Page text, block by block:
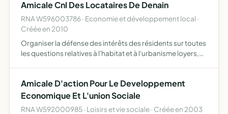
Amicale Cnl Des Locataires De Denain
RNA W596003786 · Economie et développement local ·
Créée en 2010
Organiser la défense des intérêts des résidents sur toutes
les questions relatives à l'habitat et à l'urbanisme loyers,
Amicale D'action Pour Le Developpement
Economique Et L'union Sociale
RNA W592000985 · Loisirs et vie sociale · Créée en 2003